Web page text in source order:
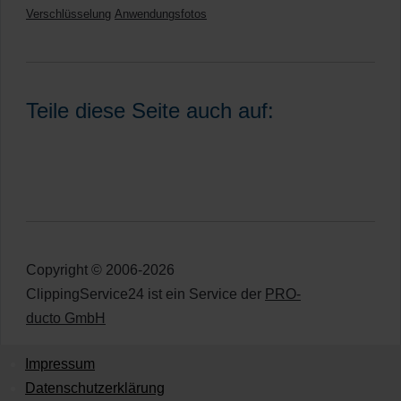
Verschlüsselung Anwendungsfotos
Teile diese Seite auch auf:
Copyright © 2006-2026
ClippingService24 ist ein Service der PRO-
ducto GmbH
Impressum
Datenschutzerklärung